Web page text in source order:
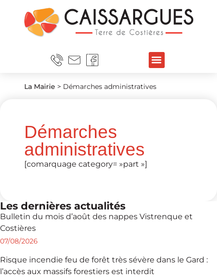
La Mairie > Démarches administratives
Démarches
administratives
[comarquage category= »part »]
Les dernières actualités
Bulletin du mois d’août des nappes Vistrenque et
Costières
07/08/2026
Risque incendie feu de forêt très sévère dans le Gard :
l’accès aux massifs forestiers est interdit